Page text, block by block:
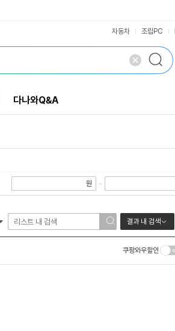
자동차 조립PC
다나와Q&A
원 ~
결과 내 검색
쿠팡와우할인